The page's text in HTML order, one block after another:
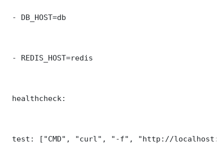
- DB_HOST=db
- REDIS_HOST=redis
healthcheck:
test: ["CMD", "curl", "-f", "http://